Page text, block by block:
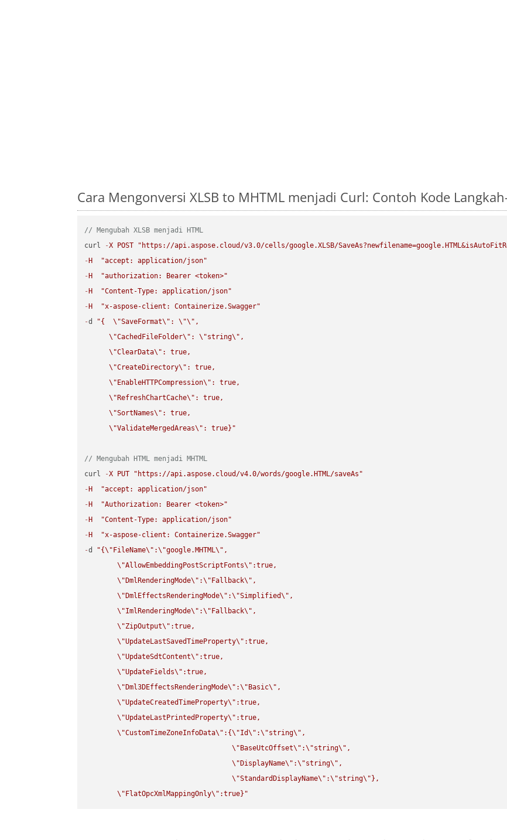
Cara Mengonversi XLSB to MHTML menjadi Curl: Contoh Kode
// Mengubah XLSB menjadi HTML
curl
-X POST
"https://api.aspose.cloud/v3.0/cells/google.XLSB/
- H
"accept: application/json"
- H
"authorization: Bearer <token>"
- H
"Content-Type: application/json"
- H
"x-aspose-client: Containerize.Swagger"
-d "{ \"SaveFormat\" : \"\" ,
\"CachedFileFolder\" : \"string\" ,
\"ClearData\" : true,
\"CreateDirectory\" : true,
\" EnableHTTPCompression\" : true,
\" RefreshChartCache\" : true,
\"SortNames\" : true,
\"ValidateMergedAreas\" : true}"
// Mengubah HTML menjadi MHTML
curl
-X PUT
"https://api.aspose.cloud/v4.0/words/google.HTML/saveAs"
- H
"accept: application/json"
- H
"Authorization: Bearer <token>"
- H
"Content-Type: application/json"
- H
"x-aspose-client: Containerize.Swagger"
-d "{\" FileName\" :\"google.MHTML\" ,
\"AllowEmbeddingPostScriptFonts\" :true,
\" DmlRenderingMode\" :\" Fallback\" ,
\" DmlEffectsRenderingMode\" :\"Simplified\" ,
\"ImlRenderingMode\" :\" Fallback\" ,
\"ZipOutput\" :true,
\"UpdateLastSavedTimeProperty\" :true,
\"UpdateSdtContent\" :true,
\"UpdateFields\" :true,
\" Dml3DEffectsRenderingMode\" :\" Basic\" ,
\"UpdateCreatedTimeProperty\" :true,
\"UpdateLastPrintedProperty\" :true,
\"CustomTimeZoneInfoData\" :{\"Id\" :\"string\" ,
\" BaseUtcOffset\" :\"string\" ,
\" DisplayName\" :\"string\" ,
\"StandardDisplayName\" :\"string\" },
\" FlatOpcXmlMappingOnly\" :true}"